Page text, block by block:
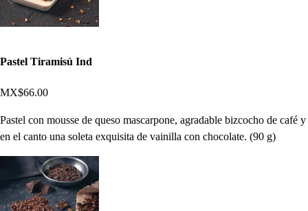
Pastel Tiramisú Ind
MX$66.00
Pastel con mousse de queso mascarpone, agradable bizcocho de café y
en el canto una soleta exquisita de vainilla con chocolate. (90 g)